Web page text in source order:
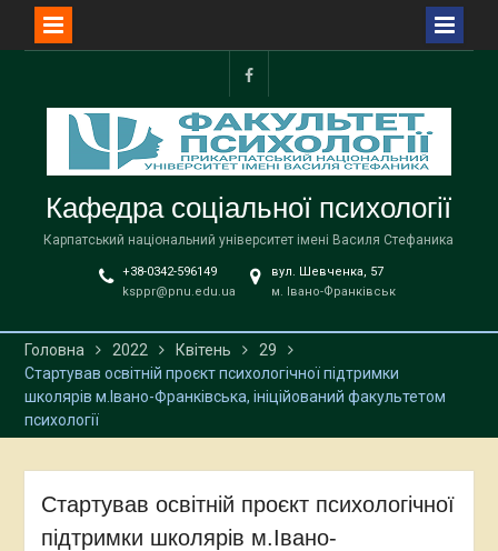
facebook
Кафедра соціальної психології
Карпатський національний університет імені Василя Стефаника
+38-0342-596149
ksppr@pnu.edu.ua
вул. Шевченка, 57
м. Івано-Франківськ
Головна 2022 Квітень
29
Стартував освітній проєкт психологічної підтримки
школярів м.Івано-Франківська, ініційований факультетом
психології
Стартував освітній проєкт психологічної
підтримки школярів м.Івано-